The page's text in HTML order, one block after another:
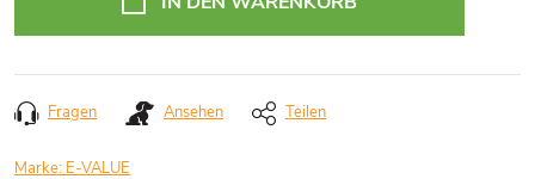
Fragen Ansehen Teilen
Marke: E-VALUE